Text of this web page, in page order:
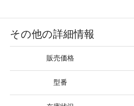
その他の詳細情報
販売価格
型番